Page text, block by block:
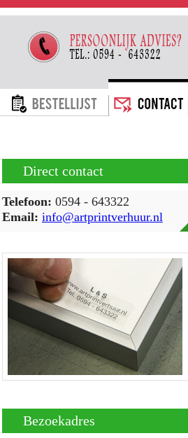
TARIEVEN BESTELLIJST
Direct contact
Telefoon: 0594 - 643322
Email: info@artprintverhuur.nl
Bezoekadres